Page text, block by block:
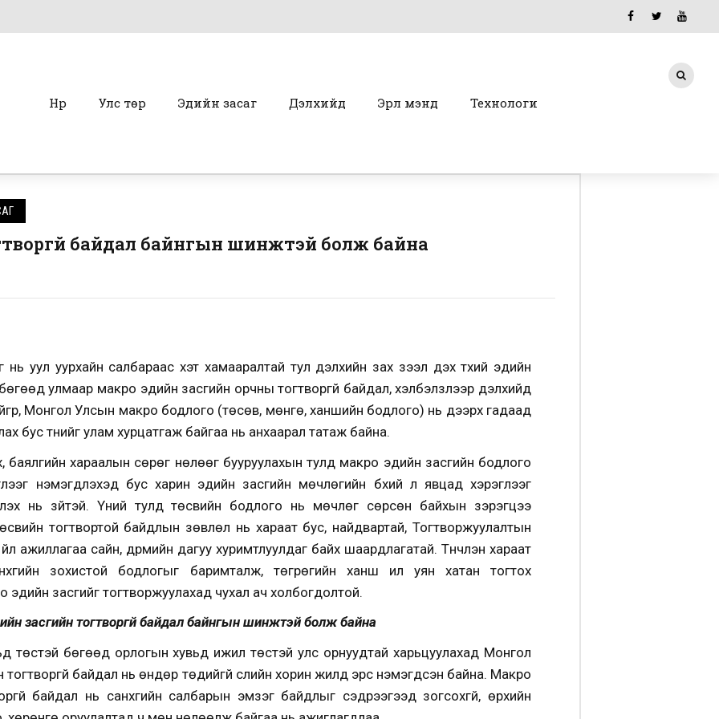
Нүүр Улс төр Эдийн засаг Дэлхийд Эрүүл мэнд Технологи
байдал байнгын шинжтэй болж байна
уул уурхайн салбараас хэт хамааралтай тул дэлхийн зах зээл дэх түүхий эдийн
улмаар макро эдийн засгийн орчны тогтворгүй байдал, хэлбэлзлээр дэлхийд
Монгол Улсын макро бодлого (төсөв, мөнгө, ханшийн бодлого) нь дээрх гадаад
бус түүнийг улам хурцатгаж байгаа нь анхаарал татаж байна.
баялгийн хараалын сөрөг нөлөөг бууруулахын тулд макро эдийн засгийн бодлого
нэмэгдүүлэхэд бус харин эдийн засгийн мөчлөгийн бүхий л явцад хэрэглээг
нь зүйтэй. Үүний тулд төсвийн бодлого нь мөчлөг сөрсөн байхын зэрэгцээ
тогтвортой байдлын зөвлөл нь хараат бус, найдвартай, Тогтворжуулалтын
ажиллагаа сайн, дүрмийн дагуу хуримтлуулдаг байх шаардлагатай. Түүнчлэн хараат
зохистой бодлогыг баримталж, төгрөгийн ханш илүү уян хатан тогтох
эдийн засгийг тогтворжуулахад чухал ач холбогдолтой.
засгийн тогтворгүй байдал байнгын шинжтэй болж байна
төстэй бөгөөд орлогын хувьд ижил төстэй улс орнуудтай харьцуулахад Монгол
байдал нь өндөр төдийгүй сүүлийн хорин жилд эрс нэмэгдсэн байна. Макро
байдал нь санхүүгийн салбарын эмзэг байдлыг сэдрээгээд зогсохгүй, өрхийн